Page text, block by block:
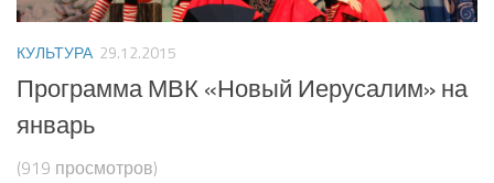
КУЛЬТУРА 29.12.2015
Программа МВК «Новый Иерусалим» на
январь
(919 просмотров)